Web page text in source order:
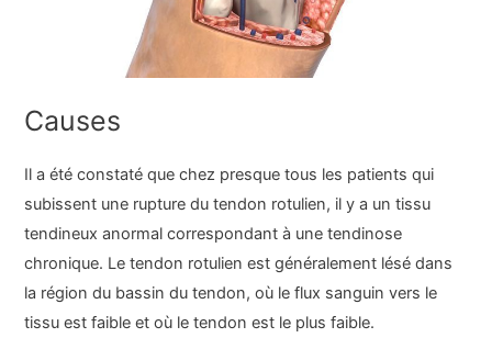
Causes
Il a été constaté que chez presque tous les patients qui
subissent une rupture du tendon rotulien, il y a un tissu
tendineux anormal correspondant à une tendinose
chronique. Le tendon rotulien est généralement lésé dans
la région du bassin du tendon, où le flux sanguin vers le
tissu est faible et où le tendon est le plus faible.